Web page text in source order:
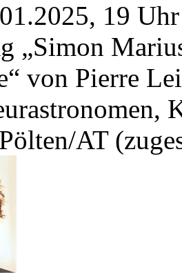
19 Uhr
„Simon
von Pierre
AT